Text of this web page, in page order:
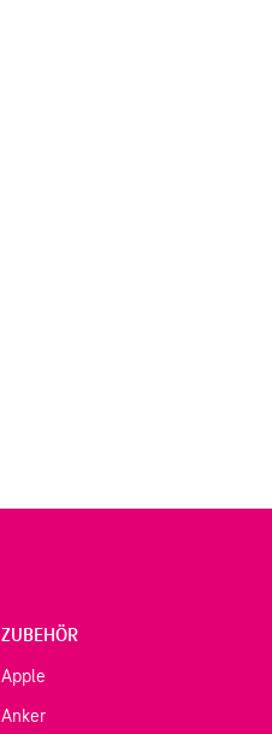
ZUBEHÖR
Apple
Anker